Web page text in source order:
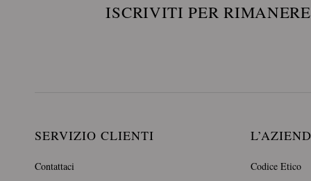
ISCRIVITI PER
SERVIZIO CLIENTI
Contattaci
Codice Etico